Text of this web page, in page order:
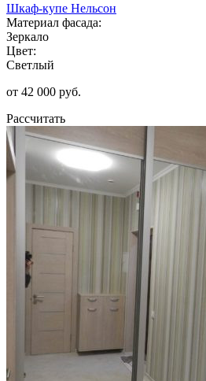
Шкаф-купе Нельсон
Материал фасада:
Зеркало
Цвет:
Светлый
от 42 000 руб.
Рассчитать